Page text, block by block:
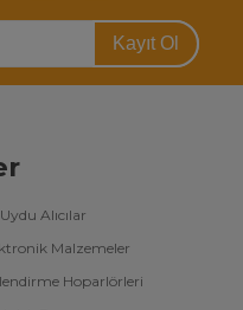
Kayıt Ol
Alıcılar
Malzemeler
Hoparlörleri